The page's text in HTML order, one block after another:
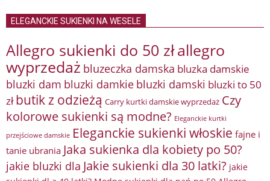
ELEGANCKIE SUKIENKI NA WESELE
Allegro sukienki do 50 złallegro
wyprzedaż bluzeczka damska bluzka damskie
bluzki dam bluzki damkie bluzki damski bluzki to 50
zł butik z odzieżą Carry kurtki damskie wyprzedaż Czy
kolorowe sukienki są modne? Eleganckie kurtki
przejściowe damskie Eleganckie sukienki włoskie fajne i
tanie ubrania Jaka sukienka dla kobiety po 50?
jakie bluzki dla Jakie sukienki dla 30 latki? jakie